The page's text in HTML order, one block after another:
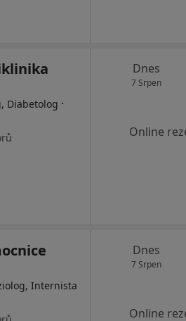
Diabetolog ·
Dnes
7 Srpen
Online
Internista
Dnes
7 Srpen
Online